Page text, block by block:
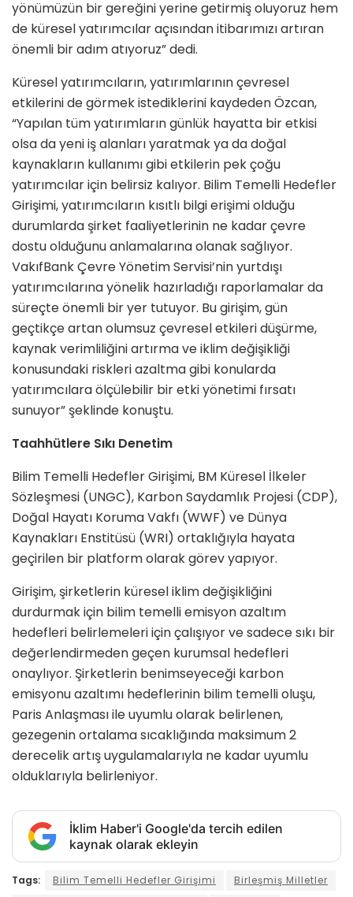
yönümüzün bir gereğini yerine getirmiş oluyoruz hem
de küresel yatırımcılar açısından itibarımızı artıran
önemli bir adım atıyoruz” dedi.
Küresel yatırımcıların, yatırımlarının çevresel
etkilerini de görmek istediklerini kaydeden Özcan,
“Yapılan tüm yatırımların günlük hayatta bir etkisi
olsa da yeni iş alanları yaratmak ya da doğal
kaynakların kullanımı gibi etkilerin pek çoğu
yatırımcılar için belirsiz kalıyor. Bilim Temelli Hedefler
Girişimi, yatırımcıların kısıtlı bilgi erişimi olduğu
durumlarda şirket faaliyetlerinin ne kadar çevre
dostu olduğunu anlamalarına olanak sağlıyor.
VakıfBank Çevre Yönetim Servisi’nin yurtdışı
yatırımcılarına yönelik hazırladığı raporlamalar da
süreçte önemli bir yer tutuyor. Bu girişim, gün
geçtikçe artan olumsuz çevresel etkileri düşürme,
kaynak verimliliğini artırma ve iklim değişikliği
konusundaki riskleri azaltma gibi konularda
yatırımcılara ölçülebilir bir etki yönetimi fırsatı
sunuyor” şeklinde konuştu.
Taahhütlere Sıkı Denetim
Bilim Temelli Hedefler Girişimi, BM Küresel İlkeler
Sözleşmesi (UNGC), Karbon Saydamlık Projesi (CDP),
Doğal Hayatı Koruma Vakfı (WWF) ve Dünya
Kaynakları Enstitüsü (WRI) ortaklığıyla hayata
geçirilen bir platform olarak görev yapıyor.
Girişim, şirketlerin küresel iklim değişikliğini
durdurmak için bilim temelli emisyon azaltım
hedefleri belirlemeleri için çalışıyor ve sadece sıkı bir
değerlendirmeden geçen kurumsal hedefleri
onaylıyor. Şirketlerin benimseyeceği karbon
emisyonu azaltımı hedeflerinin bilim temelli oluşu,
Paris Anlaşması ile uyumlu olarak belirlenen,
gezegenin ortalama sıcaklığında maksimum 2
derecelik artış uygulamalarıyla ne kadar uyumlu
olduklarıyla belirleniyor.
İklim Haber'i Google'da tercih edilen
kaynak olarak ekleyin
Tags: Bilim Temelli Hedefler Girişimi
Birleşmiş Milletler